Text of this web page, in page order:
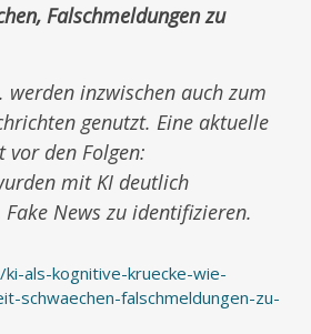
Falschmeldungen zu
werden inzwischen auch zum
genutzt. Eine aktuelle
vor den Folgen:
mit KI deutlich
News zu identifizieren.
als-kognitive-kruecke-wie-
schwaechen-falschmeldungen-zu-